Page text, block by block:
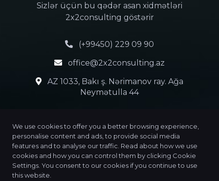
Sizlər üçün bu qədər asan xidmətləri
2x2consulting göstərir
(+99450) 229 09 90
office@2x2consulting.az
AZ 1033, Bakı ş. Nərimanov ray. Ağa
Neymətulla 44
Bizimlə əlaqə
We use cookies to offer you a better browsing experience,
personalise content and ads, to provide social media
features and to analyse our traffic. Read about how we use
cookies and how you can control them by clicking Cookie
Settings. You consent to our cookies if you continue to use
this website.